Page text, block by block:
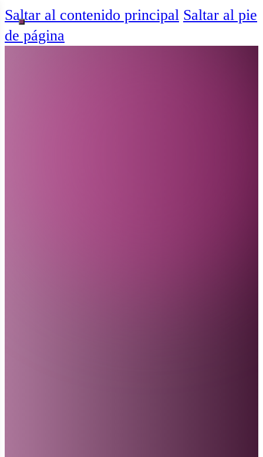
Saltar al contenido principal Saltar al pie
de página